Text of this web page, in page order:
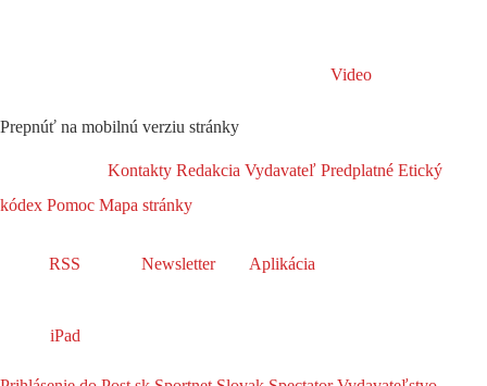
Video
Prepnúť na mobilnú verziu stránky
Kontakty Redakcia Vydavateľ Predplatné Etický
kódex Pomoc Mapa stránky
RSS Newsletter Aplikácia
iPad